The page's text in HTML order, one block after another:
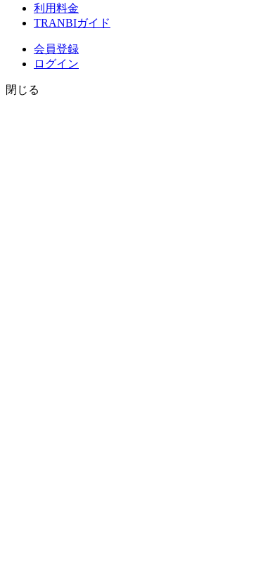
利用料金
TRANBIガイド
会員登録
ログイン
閉じる